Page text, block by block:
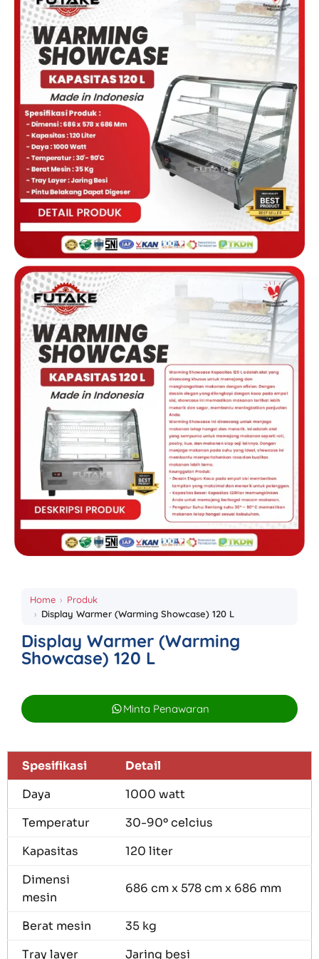
Home
Produk
Display Warmer (Warming Showcase) 120 L
Display Warmer (Warming
Showcase) 120 L
Minta Penawaran
Spesifikasi
Detail
Daya
1000 watt
Temperatur
30-90º celcius
Kapasitas
120 liter
Dimensi
mesin
686 cm x 578 cm x 686 mm
Berat mesin
35 kg
Tray layer
Jaring besi